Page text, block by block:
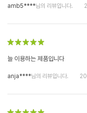
amb5****님의 리뷰입니다.
늘 이용하는 제품입니다
anja****님의 리뷰입니다.